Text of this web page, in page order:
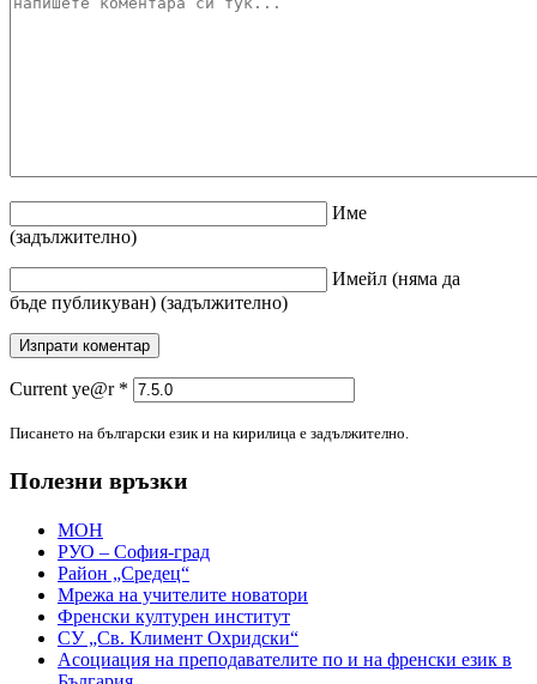
Име
(задължително)
Имейл (няма да
бъде публикуван) (задължително)
Current ye@r *
Писането на български език и на кирилица е задължително.
Полезни връзки
МОН
РУО – София-град
Район „Средец“
Мрежа на учителите новатори
Френски културен институт
СУ „Св. Климент Охридски“
Асоциация на преподавателите по и на френски език в